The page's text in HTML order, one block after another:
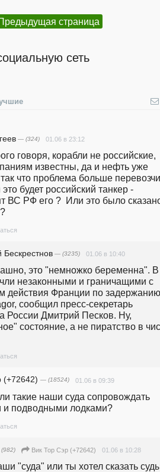
страница
сеть
— (324) 01.06 в 23:12
говоря, корабли не российские,
известны, да и нефть уже
что проблема больше
будет российский танкер -
ВС РФ его ?  Или это было
— (3235) 01.06 в 10:40
это "немножко беременна". В
незаконными и граничащими с
действия Франции по задержанию
сообщил пресс-секретарь
России Дмитрий Песков. Ну,
состояние, а не пиратство в
(+72642) — (18524) 01.06 в 09:39
такие наши суда сопровождать
и подводными лодками?
Вик Тор Сэр (+72642) 01.06 в 10:28
"суда" или ты хотел сказать